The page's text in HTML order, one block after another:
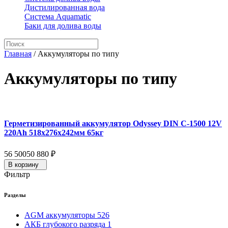
Дистилированная вода
Система Aquamatic
Баки для долива воды
Главная / Аккумуляторы по типу
Аккумуляторы по типу
Герметизированный аккумулятор Odyssey DIN C-1500 12V
220Ah 518x276x242мм 65кг
56 50050 880 ₽
В корзину
Фильтр
Разделы
AGM аккумуляторы 526
АКБ глубокого разряда 1